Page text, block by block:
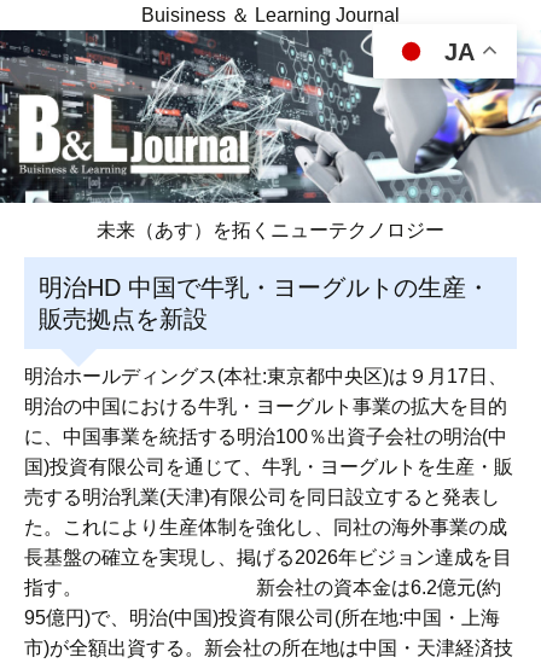
Buisiness ＆ Learning Journal
未来（あす）を拓くニューテクノロジー
明治HD 中国で牛乳・ヨーグルトの生産・
販売拠点を新設
明治ホールディングス(本社:東京都中央区)は９月17日、
明治の中国における牛乳・ヨーグルト事業の拡大を目的
に、中国事業を統括する明治100％出資子会社の明治(中
国)投資有限公司を通じて、牛乳・ヨーグルトを生産・販
売する明治乳業(天津)有限公司を同日設立すると発表し
た。これにより生産体制を強化し、同社の海外事業の成
長基盤の確立を実現し、掲げる2026年ビジョン達成を目
指す。 新会社の資本金は6.2億元(約
95億円)で、明治(中国)投資有限公司(所在地:中国・上海
市)が全額出資する。新会社の所在地は中国・天津経済技
JA